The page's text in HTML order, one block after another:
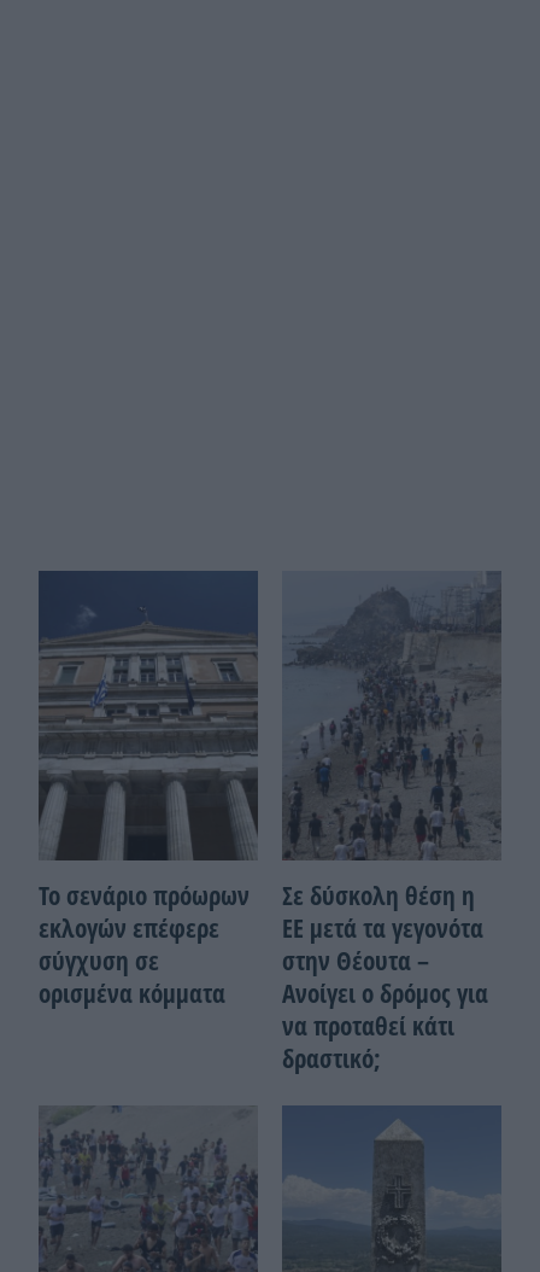
Το σενάριο πρόωρων
εκλογών επέφερε
σύγχυση σε
ορισμένα κόμματα
Σε δύσκολη θέση η
ΕΕ μετά τα γεγονότα
στην Θέουτα –
Ανοίγει ο δρόμος για
να προταθεί κάτι
δραστικό;